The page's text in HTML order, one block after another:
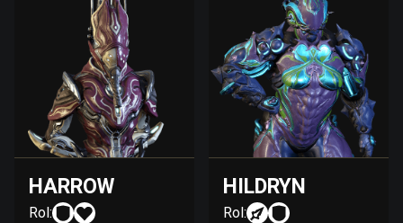
HARROW
Rol:
HILDRYN
Rol: